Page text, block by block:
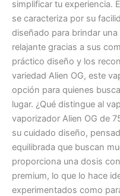
simplificar tu experiencia.
se caracteriza por su
diseñado para brindar
relajante gracias a sus
práctico diseño y los
variedad Alien OG, este
opción para quienes
lugar. ¿Qué distingue al
vaporizador Alien OG de
su cuidado diseño,
equilibrada que buscan
proporciona una dosis
premium, lo que lo hace
experimentados como